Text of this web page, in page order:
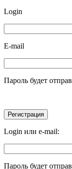
Login
E-mail
Пароль будет
Login или e-mail:
Пароль будет